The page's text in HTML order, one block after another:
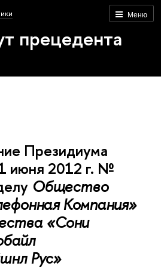
Меню
прецедента
Президиума
июня 2012 г. №
Общество
Компания»
«Сони
Рус»